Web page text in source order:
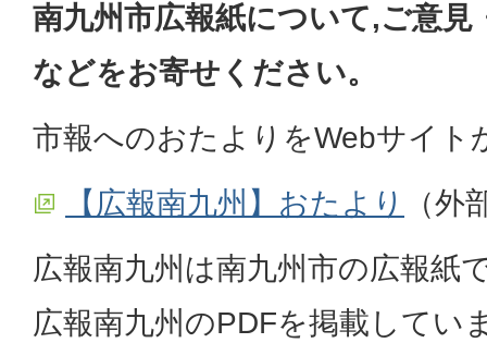
南九州市広報紙について,ご意見
などをお寄せください。
市報へのおたよりをWebサイト
【広報南九州】おたより
（外
広報南九州は南九州市の広報紙
広報南九州のPDFを掲載してい